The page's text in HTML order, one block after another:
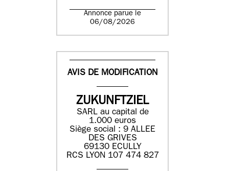
Annonce parue le
06/08/2026
AVIS DE MODIFICATION
ZUKUNFTZIEL
SARL au capital de
1.000 euros
Siège social : 9 ALLEE
DES GRIVES
69130 ECULLY
RCS LYON 107 474 827